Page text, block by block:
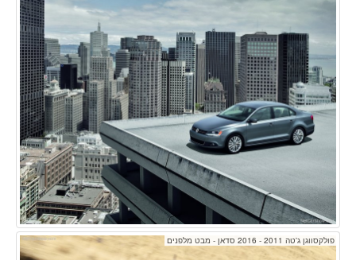
פולקסווגן ג'טה 2011 - 2016 סדאן - מבט מלפנים